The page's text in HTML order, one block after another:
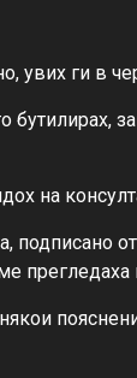
увих ги в
на
подписано